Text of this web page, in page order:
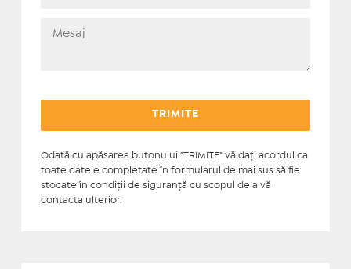
Odată cu apăsarea butonului "TRIMITE" vă daţi acordul ca
toate datele completate în formularul de mai sus să fie
stocate în condiţii de siguranţă cu scopul de a vă
contacta ulterior.